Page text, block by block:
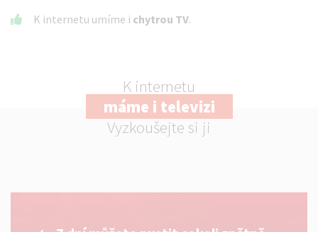
K internetu umíme i chytrou TV.
K internetu
máme i televizi
Vyzkoušejte si ji